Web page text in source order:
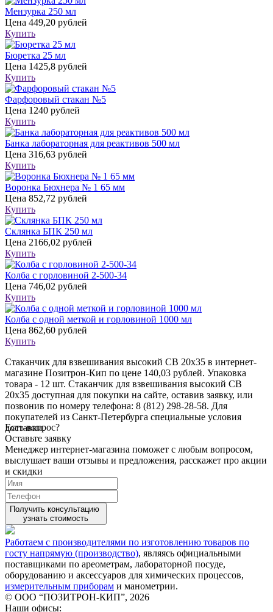
Мензурка 250 мл
Цена 449,20 рублей
Купить
Бюретка 25 мл
Цена 1425,8 рублей
Купить
Фарфоровый стакан №5
Цена 1240 рублей
Купить
Банка лабораторная для реактивов 500 мл
Цена 316,63 рублей
Купить
Воронка Бюхнера № 1 65 мм
Цена 852,72 рублей
Купить
Склянка БПК 250 мл
Цена 2166,02 рублей
Купить
Колба с горловиной 2-500-34
Цена 746,02 рублей
Купить
Колба с одной меткой и горловиной 1000 мл
Цена 862,60 рублей
Купить
Стаканчик для взвешивания высокий СВ 20х35 в интернет-
магазине Позитрон-Кип по цене 140,03 рублей. Упаковка
товара - 12 шт. Стаканчик для взвешивания высокий СВ
20х35 доступная для покупки на сайте, оставив заявку, или
позвонив по номеру телефона: 8 (812) 298-28-58. Для
покупателей из Санкт-Петербурга специальные условия
доставки.
Есть вопрос?
Оставьте заявку
Менеджер интернет-магазина поможет с любым вопросом,
выслушает ваши отзывы и предложения, расскажет про акции
и скидки
Получить консультацию
узнать стоимость
Работаем с производителями по изготовлению товаров по
госту напрямую (производство), являясь официальными
поставщиками по ареометрам, лабораторной посуде,
оборудованию и аксессуаров для химических процессов,
измерительным приборам и манометрии.
© ООО “ПОЗИТРОН-КИП”, 2026
Наши офисы: